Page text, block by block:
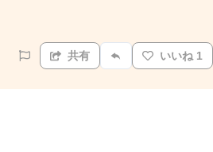
共有 いいね 1